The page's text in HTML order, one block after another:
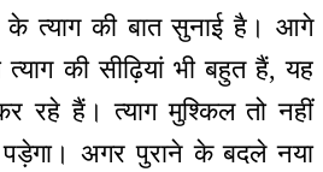
के त्याग की बात सुनाई है। आगे
की सीढ़ियां भी बहुत हैं, यह
रहे हैं। त्याग मुश्किल तो नहीं
पड़ेगा। अगर पुराने के बदले नया